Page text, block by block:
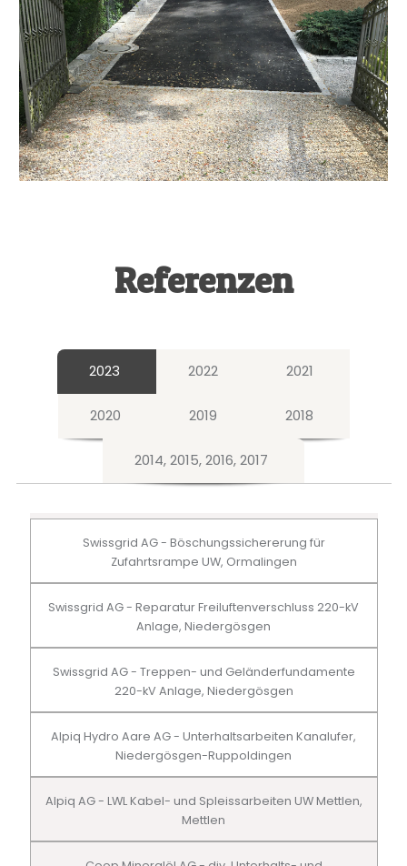
Referenzen
2023 2022 2021
2020 2019 2018
2014, 2015, 2016, 2017
Swissgrid AG - Böschungssichererung für
Zufahrtsrampe UW, Ormalingen
Swissgrid AG - Reparatur Freiluftenverschluss 220-kV
Anlage, Niedergösgen
Swissgrid AG - Treppen- und Geländerfundamente
220-kV Anlage, Niedergösgen
Alpiq Hydro Aare AG - Unterhaltsarbeiten Kanalufer,
Niedergösgen-Ruppoldingen
Alpiq AG - LWL Kabel- und Spleissarbeiten UW Mettlen,
Mettlen